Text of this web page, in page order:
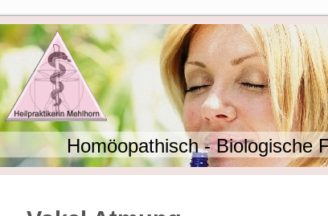
Homöopathisch - Biologische